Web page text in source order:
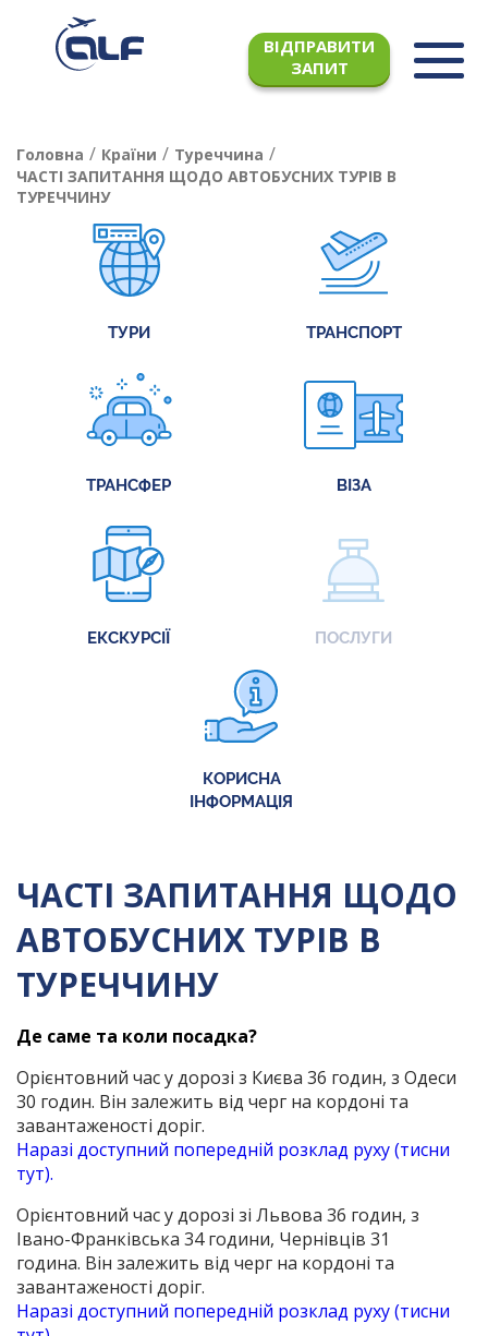
ВІДПРАВИТИ
ЗАПИТ
Головна / Країни / Туреччина /
ЧАСТІ ЗАПИТАННЯ ЩОДО АВТОБУСНИХ ТУРІВ В
ТУРЕЧЧИНУ
ТУРИ ТРАНСПОРТ
ТРАНСФЕР ВІЗА
ЕКСКУРСІЇ ПОСЛУГИ
КОРИСНА
ІНФОРМАЦІЯ
ЧАСТІ ЗАПИТАННЯ ЩОДО
АВТОБУСНИХ ТУРІВ В
ТУРЕЧЧИНУ
Де саме та коли посадка?
Орієнтовний час у дорозі з Києва 36 годин, з Одеси
30 годин. Він залежить від черг на кордоні та
завантаженості доріг.
Наразі доступний попередній розклад руху (тисни
тут).
Орієнтовний час у дорозі зі Львова 36 годин, з
Івано-Франківська 34 години, Чернівців 31
година. Він залежить від черг на кордоні та
завантаженості доріг.
Наразі доступний попередній розклад руху (тисни